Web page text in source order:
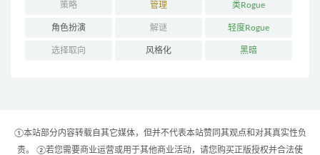
策略 管理 类Rogue
角色扮演 解谜 轻度Rogue
选择取向 风格化 黑暗
①本站部分内容转载自其它媒体，但并不代表本站赞同其观点和对其真实性负
责。 ②若您需要商业运营或用于其他商业活动，请您购买正版授权并合法使